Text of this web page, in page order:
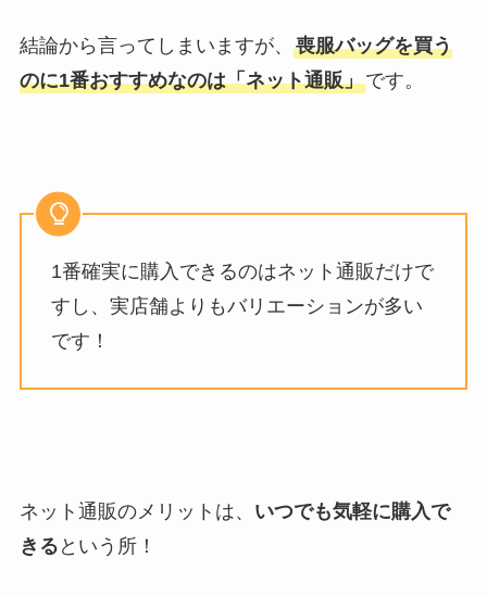
結論から言ってしまいますが、 喪服バッグを買う
のに1番おすすめなのは「ネット通販」です。
1番確実に購入できるのはネット通販だけで
すし、実店舗よりもバリエーションが多い
です！
ネット通販のメリットは、 いつでも気軽に購入で
きる という所！